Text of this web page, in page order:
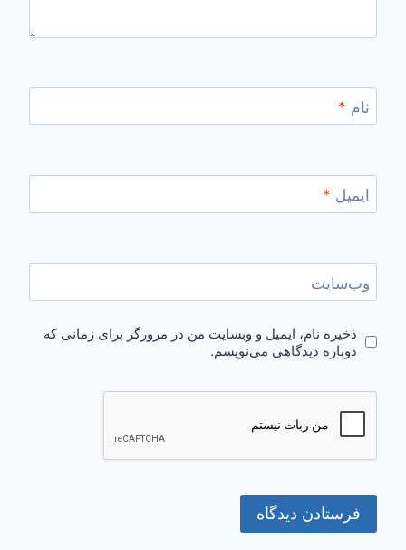
نام *
ایمیل *
وب‌سایت
ذخیره نام، ایمیل و وبسایت من در مرورگر برای زمانی که
دوباره دیدگاهی می‌نویسم.